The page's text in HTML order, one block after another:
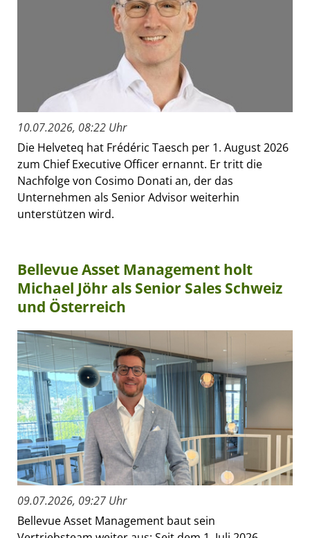
10.07.2026, 08:22 Uhr
Die Helveteq hat Frédéric Taesch per 1. August 2026
zum Chief Executive Officer ernannt. Er tritt die
Nachfolge von Cosimo Donati an, der das
Unternehmen als Senior Advisor weiterhin
unterstützen wird.
Bellevue Asset Management holt
Michael Jöhr als Senior Sales Schweiz
und Österreich
09.07.2026, 09:27 Uhr
Bellevue Asset Management baut sein